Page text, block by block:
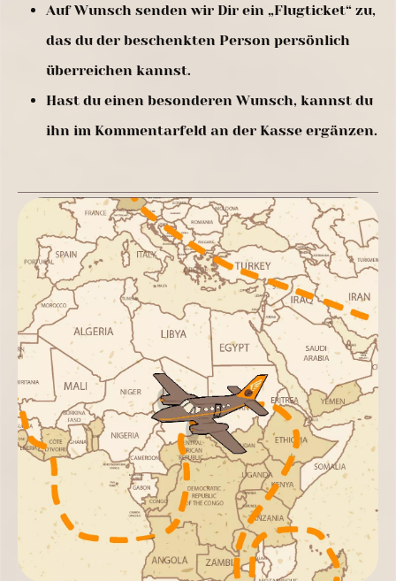
Auf Wunsch senden wir Dir ein „Flugticket“ zu,
das du der beschenkten Person persönlich
überreichen kannst.
Hast du einen besonderen Wunsch, kannst du
ihn im Kommentarfeld an der Kasse ergänzen.